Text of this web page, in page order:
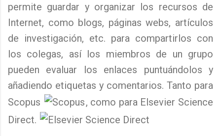
permite guardar y organizar los recursos de
Internet, como blogs, páginas webs, artículos
de investigación, etc. para compartirlos con
los colegas, así los miembros de un grupo
pueden evaluar los enlaces puntuándolos y
añadiendo etiquetas y comentarios. Tanto para
Scopus
, como para Elsevier Science
Direct.